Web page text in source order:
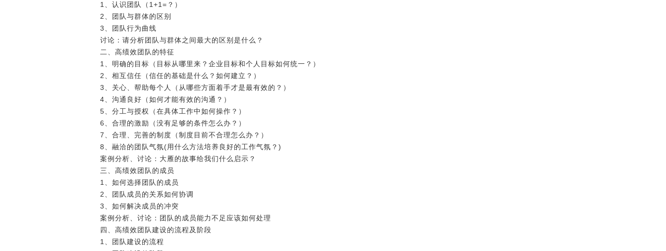
1、认识团队（1+1=？）
2、团队与群体的区别
3、团队行为曲线
讨论：请分析团队与群体之间最大的区别是什么？
二、高绩效团队的特征
1、明确的目标（目标从哪里来？企业目标和个人目标如何统一？）
2、相互信任（信任的基础是什么？如何建立？）
3、关心、帮助每个人（从哪些方面着手才是最有效的？）
4、沟通良好（如何才能有效的沟通？）
5、分工与授权（在具体工作中如何操作？）
6、合理的激励（没有足够的条件怎么办？）
7、合理、完善的制度（制度目前不合理怎么办？）
8、融洽的团队气氛(用什么方法培养良好的工作气氛？)
案例分析、讨论：大雁的故事给我们什么启示？
三、高绩效团队的成员
1、如何选择团队的成员
2、团队成员的关系如何协调
3、如何解决成员的冲突
案例分析、讨论：团队的成员能力不足应该如何处理
四、高绩效团队建设的流程及阶段
1、团队建设的流程